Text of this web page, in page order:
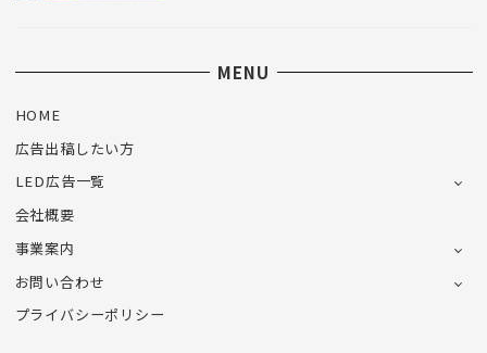
MENU
HOME
広告出稿したい方
LED広告一覧
会社概要
事業案内
お問い合わせ
プライバシーポリシー